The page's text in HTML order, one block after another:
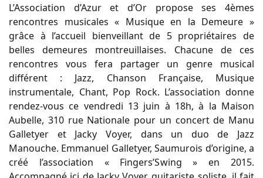
L’Association d’Azur et d’Or propose ses 4èmes
rencontres musicales « Musique en la Demeure »
grâce à l’accueil bienveillant de 5 propriétaires de
belles demeures montreuillaises. Chacune de ces
rencontres vous fera partager un genre musical
différent : Jazz, Chanson Française, Musique
instrumentale, Chant, Pop Rock. L’association donne
rendez-vous ce vendredi 13 juin à 18h, à la Maison
Aubelle, 310 rue Nationale pour un concert de Manu
Galletyer et Jacky Voyer, dans un duo de Jazz
Manouche. Emmanuel Galletyer, Saumurois d’origine, a
créé l’association « Fingers’Swing » en 2015.